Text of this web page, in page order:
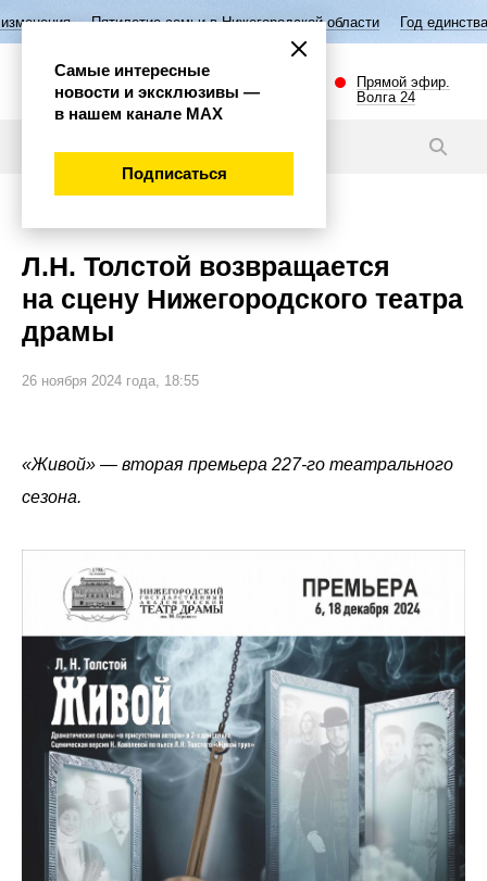
семьи в Нижегородской области Год единства народов России
Прямой эфир.
Волга 24
Л.Н. Толстой возвращается
на сцену Нижегородского театра
драмы
26 ноября 2024 года, 18:55
«Живой» — вторая премьера 227-го театрального
сезона.
Самые интересные
новости и эксклюзивы —
в нашем канале МАХ
Подписаться